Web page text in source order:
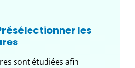
les
sont étudiées afin